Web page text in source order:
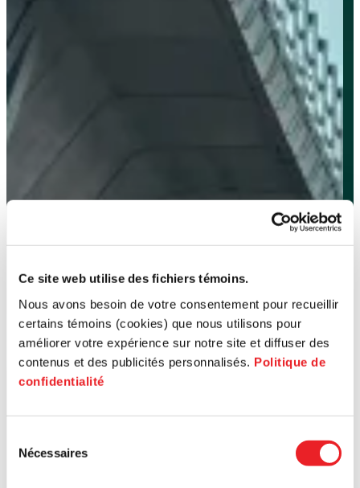
Ce site web utilise des fichiers témoins.
Nous avons besoin de votre consentement pour recueillir
certains témoins (cookies) que nous utilisons pour
améliorer votre expérience sur notre site et diffuser des
contenus et des publicités personnalisés. Politique de
confidentialité
Nécessaires